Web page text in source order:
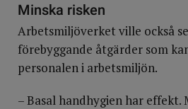
Minska risken
Arbetsmiljöverket ville också
förebyggande åtgärder som
personalen i arbetsmiljön.
– Basal handhygien har effekt.